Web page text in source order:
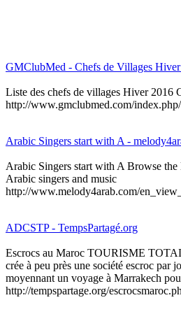
GMClubMed - Chefs de Villages
Liste des chefs de villages Hiver 2016
http://www.gmclubmed.com/
Arabic Singers start with A -
Arabic Singers start with A Browse the
Arabic singers and music
http://www.melody4arab.com/
ADCSTP - TempsPartagé.org
Escrocs au Maroc TOURISME
crée à peu près une société escroc par
moyennant un voyage à Marrakech
http://tempspartage.org/